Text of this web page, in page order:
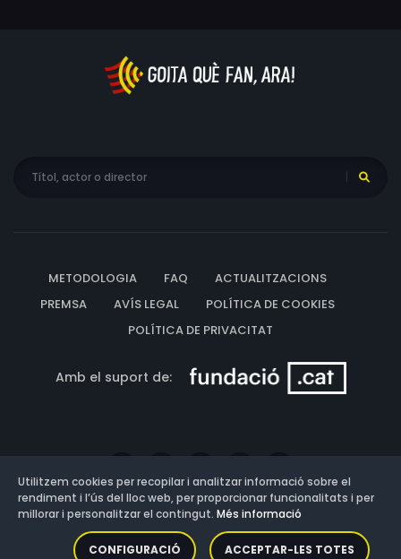
METODOLOGIA FAQ
ACTUALITZACIONS
PREMSA
AVÍS LEGAL
POLÍTICA DE COOKIES
POLÍTICA DE PRIVACITAT
Amb el suport de:
Versió: 3.13.0.202607011342
Utilitzem cookies per recopilar i analitzar informació sobre el
rendiment i l’ús del lloc web, per proporcionar funcionalitats i per
millorar i personalitzar el contingut. Més informació
CONFIGURACIÓ ACCEPTAR-LES TOTES